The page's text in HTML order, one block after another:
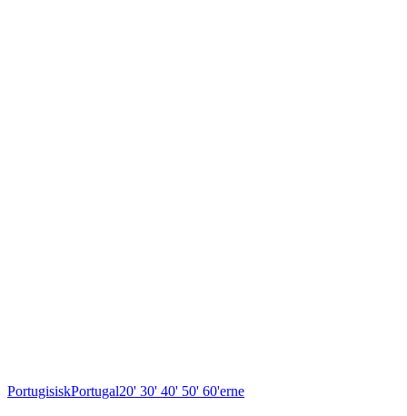
PortugisiskPortugal20' 30' 40' 50' 60'erne